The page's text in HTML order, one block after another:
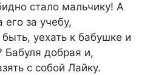
стало мальчику! А
его за учебу,
уехать к бабушке и
Бабуля добрая и,
с собой Лайку.